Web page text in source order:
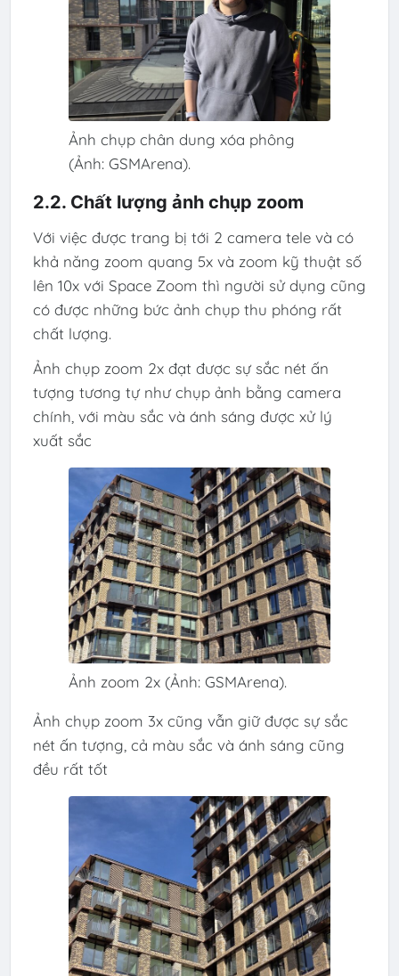
Ảnh chụp chân dung xóa phông
(Ảnh: GSMArena).
2.2. Chất lượng ảnh chụp zoom
Với việc được trang bị tới 2 camera tele và có
khả năng zoom quang 5x và zoom kỹ thuật số
lên 10x với Space Zoom thì người sử dụng cũng
có được những bức ảnh chụp thu phóng rất
chất lượng.
Ảnh chụp zoom 2x đạt được sự sắc nét ấn
tượng tương tự như chụp ảnh bằng camera
chính, với màu sắc và ánh sáng được xử lý
xuất sắc
Ảnh zoom 2x (Ảnh: GSMArena).
Ảnh chụp zoom 3x cũng vẫn giữ được sự sắc
nét ấn tượng, cả màu sắc và ánh sáng cũng
đều rất tốt